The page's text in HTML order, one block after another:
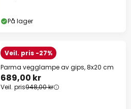
På lager
Veil. pris -27%
Parma vegglampe av gips, 8x20 cm
689,00 kr
Veil. pris948,00 kr